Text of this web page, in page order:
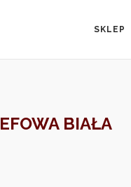
SKLEP
BIAŁA